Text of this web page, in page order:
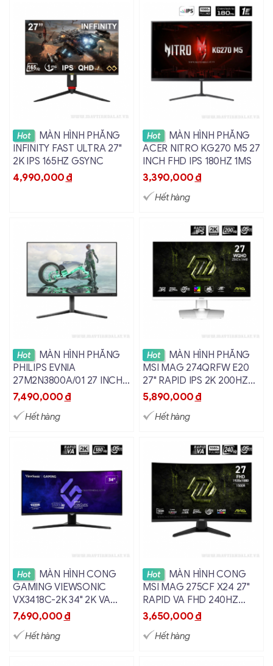
Xem chi tiết
Hot
MÀN HÌNH PHẲNG
INFINITY FAST ULTRA 27"
2K IPS 165HZ GSYNC
4,990,000đ
Xem chi tiết
Hot
MÀN HÌNH PHẲNG
ACER NITRO KG270 M5 27
INCH FHD IPS 180HZ 1MS
3,390,000đ
Hết hàng
Xem chi tiết
Hot
MÀN HÌNH PHẲNG
PHILIPS EVNIA
27M2N3800A/01 27 INCH
4K FAST IPS 0.5MS
7,490,000đ
Hết hàng
Xem chi tiết
Hot
MÀN HÌNH PHẲNG
MSI MAG 274QRFW E20
27" RAPID IPS 2K 200HZ
0.5MS
5,890,000đ
Hết hàng
Xem chi tiết
Hot
MÀN HÌNH CONG
GAMING VIEWSONIC
VX3418C-2K 34" 2K VA
180HZ 1MS
7,690,000đ
Hết hàng
Xem chi tiết
Hot
MÀN HÌNH CONG
MSI MAG 275CF X24 27"
RAPID VA FHD 240HZ
0.5MS
3,650,000đ
Hết hàng